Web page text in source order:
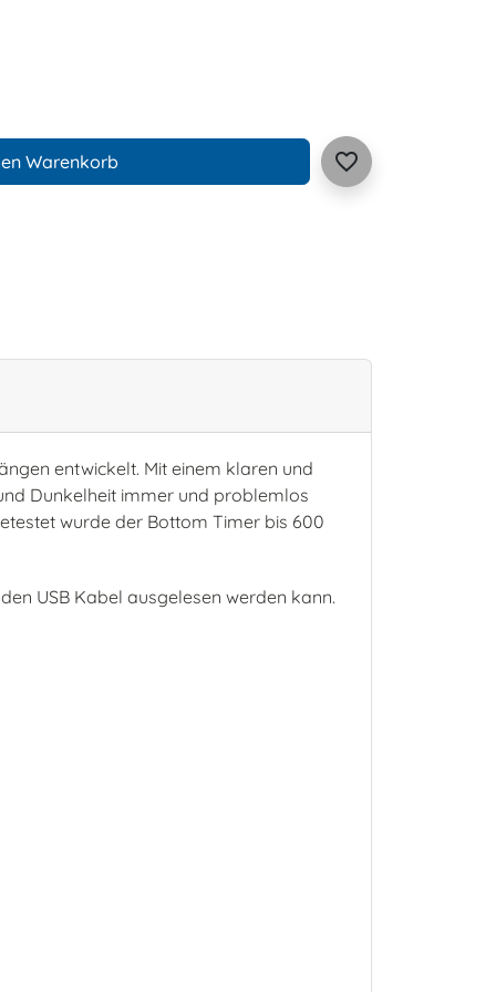
Warenkorb favorite_border
entwickelt. Mit einem klaren und
Dunkelheit immer und problemlos
wurde der Bottom Timer bis 600
USB Kabel ausgelesen werden kann.